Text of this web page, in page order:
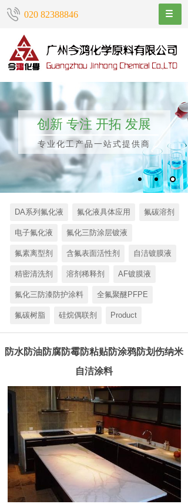
020 82388846
创新 专注 开拓 发展
专业化工产品一站式提供商
DA系列氟化液 氟化液具体应用 氟碳溶剂
电子氟化液 氟化三防涂层镀液
氟素离型剂 含氟表面活性剂 自洁镀膜液
精密清洗剂 溶剂稀释剂 AF镀膜液
氟化三防漆防护涂料 全氟聚醚PFPE
氟碳树脂 硅烷偶联剂 Product
防水防油防腐防霉防粘贴防涂鸦防划伤纳米
自洁涂料